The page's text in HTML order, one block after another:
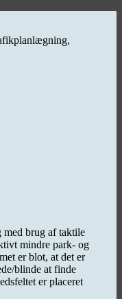
med brug af taktile
mindre park- og
er blot, at det er
blinde at finde
er placeret